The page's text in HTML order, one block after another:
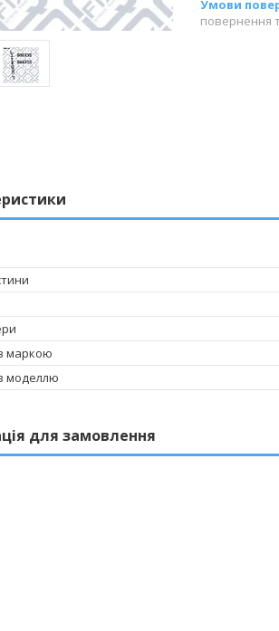
повернення
маркою
моделлю
для замовлення